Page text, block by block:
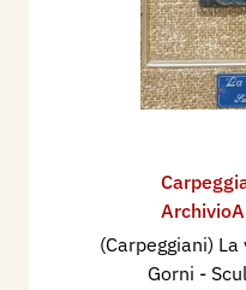
(Carpeggiani)
Gorni -